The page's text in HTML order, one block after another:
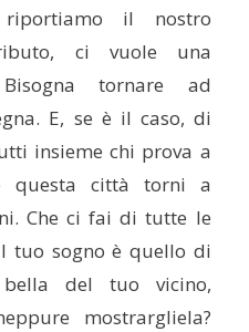
il nostro
ci vuole una
tornare ad
E, se è il caso, di
insieme chi prova a
questa città torni a
Che ci fai di tutte le
tuo sogno è quello di
del tuo vicino,
mostrargliela?